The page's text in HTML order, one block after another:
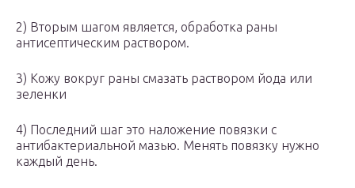
2) Вторым шагом является, обработка раны
антисептическим раствором.
3) Кожу вокруг раны смазать раствором йода или
зеленки
4) Последний шаг это наложение повязки с
антибактериальной мазью. Менять повязку нужно
каждый день.